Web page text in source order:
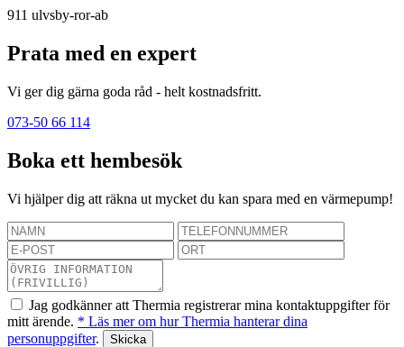
911 ulvsby-ror-ab
Prata med en expert
Vi ger dig gärna goda råd - helt kostnadsfritt.
073-50 66 114
Boka ett hembesök
Vi hjälper dig att räkna ut mycket du kan spara med en värmepump!
Jag godkänner att Thermia registrerar mina kontaktuppgifter för
mitt ärende. * Läs mer om hur Thermia hanterar dina
personuppgifter.